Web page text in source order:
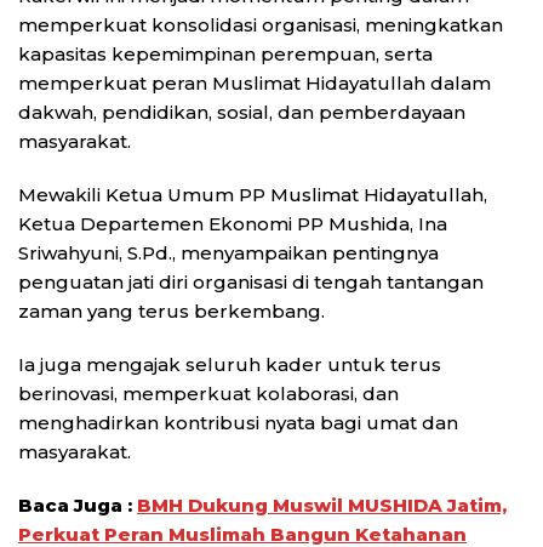
memperkuat konsolidasi organisasi, meningkatkan
kapasitas kepemimpinan perempuan, serta
memperkuat peran Muslimat Hidayatullah dalam
dakwah, pendidikan, sosial, dan pemberdayaan
masyarakat.
Mewakili Ketua Umum PP Muslimat Hidayatullah,
Ketua Departemen Ekonomi PP Mushida, Ina
Sriwahyuni, S.Pd., menyampaikan pentingnya
penguatan jati diri organisasi di tengah tantangan
zaman yang terus berkembang.
Ia juga mengajak seluruh kader untuk terus
berinovasi, memperkuat kolaborasi, dan
menghadirkan kontribusi nyata bagi umat dan
masyarakat.
Baca Juga : BMH Dukung Muswil MUSHIDA Jatim,
Perkuat Peran Muslimah Bangun Ketahanan